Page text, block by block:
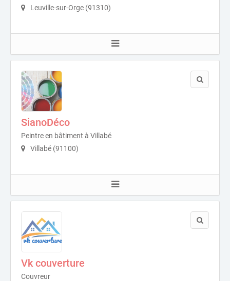
Leuville-sur-Orge (91310)
SianoDéco
Peintre en bâtiment à Villabé
Villabé (91100)
Vk couverture
Couvreur